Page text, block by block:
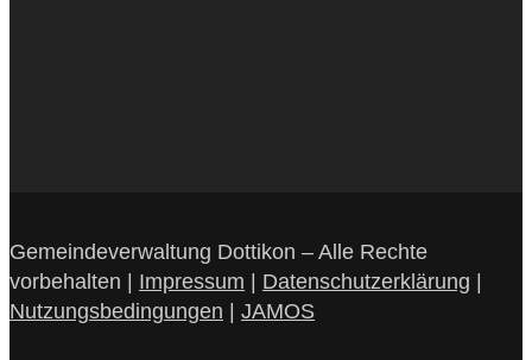
Gemeindeverwaltung Dottikon – Alle Rechte
vorbehalten | Impressum | Datenschutzerklärung |
Nutzungsbedingungen | JAMOS